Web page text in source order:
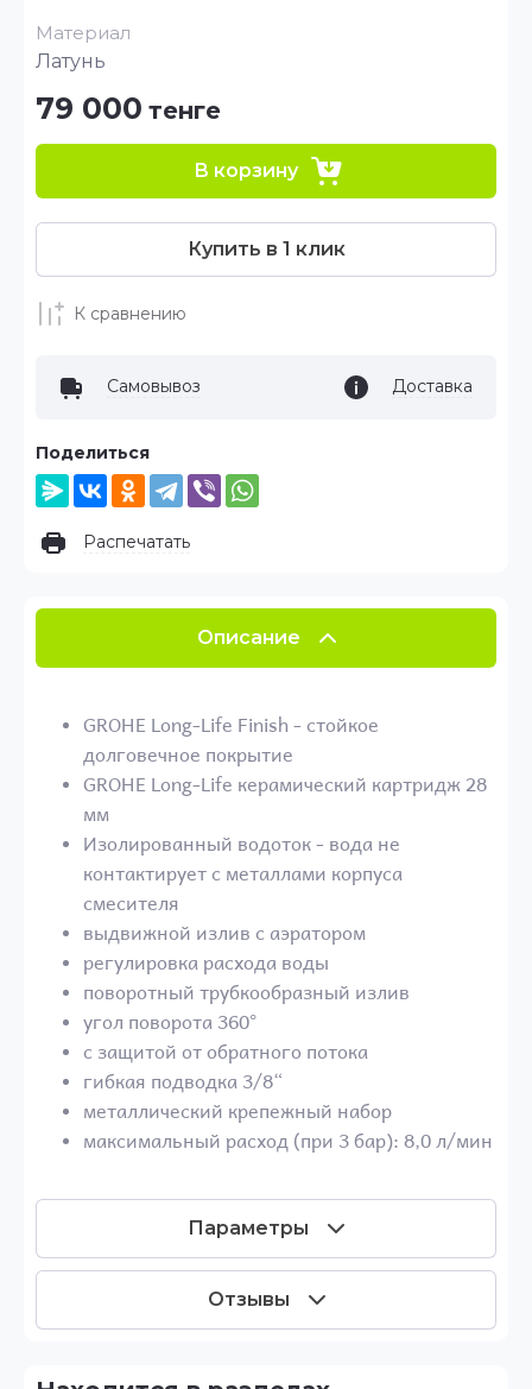
Материал
Латунь
79 000 тенге
В корзину
Купить в 1 клик
К сравнению
Самовывоз Доставка
Поделиться
Распечатать
Описание
GROHE Long-Life Finish - стойкое
долговечное покрытие
GROHE Long-Life керамический картридж 28
мм
Изолированный водоток - вода не
контактирует с металлами корпуса
смесителя
выдвижной излив с аэратором
регулировка расхода воды
поворотный трубкообразный излив
угол поворота 360°
с защитой от обратного потока
гибкая подводка 3/8“
металлический крепежный набор
максимальный расход (при 3 бар): 8,0 л/мин
Параметры
Отзывы